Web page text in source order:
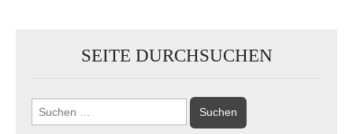
SEITE DURCHSUCHEN
Suchen
nach: